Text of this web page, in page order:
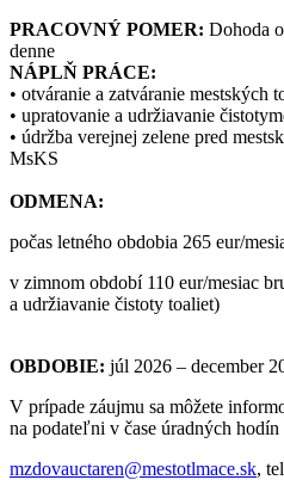
PRACOVNÝ POMER: Dohoda
denne
NÁPLŇ PRÁCE:
• otváranie a zatváranie mestských
• upratovanie a udržiavanie
• údržba verejnej zelene pred
MsKS
ODMENA:
počas letného obdobia 265 eur/
v zimnom období 110 eur/mesiac
a udržiavanie čistoty toaliet)
OBDOBIE: júl 2026 – december
V prípade záujmu sa môžete
na podateľni v čase úradných hodín
mzdovauctaren@mestotlmace.sk,